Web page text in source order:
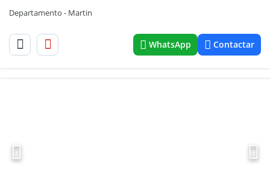
Departamento - Martin
WhatsApp Contactar